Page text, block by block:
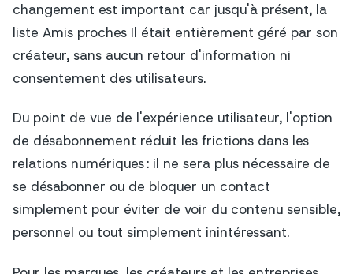
changement est important car jusqu'à présent, la
liste Amis proches Il était entièrement géré par son
créateur, sans aucun retour d'information ni
consentement des utilisateurs.
Du point de vue de l'expérience utilisateur, l'option
de désabonnement réduit les frictions dans les
relations numériques : il ne sera plus nécessaire de
se désabonner ou de bloquer un contact
simplement pour éviter de voir du contenu sensible,
personnel ou tout simplement inintéressant.